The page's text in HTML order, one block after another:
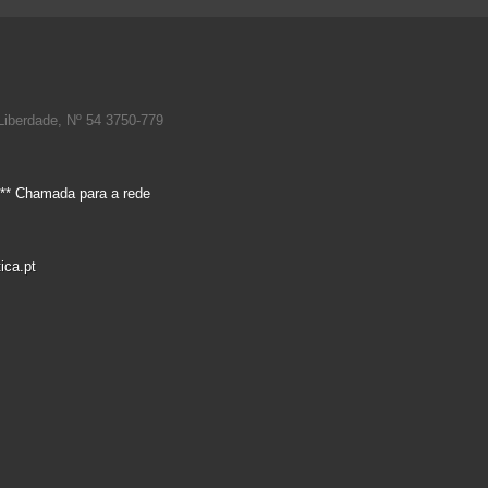
Nº 54 3750-779
Chamada para a rede